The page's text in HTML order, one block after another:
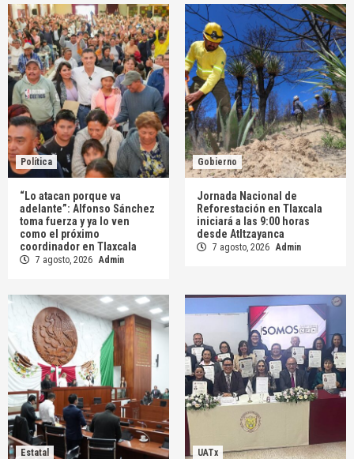
Política
“Lo atacan porque va
adelante”: Alfonso Sánchez
toma fuerza y ya lo ven
como el próximo
coordinador en Tlaxcala
7 agosto, 2026 Admin
Gobierno
Jornada Nacional de
Reforestación en Tlaxcala
iniciará a las 9:00 horas
desde Atltzayanca
7 agosto, 2026 Admin
Estatal UATx